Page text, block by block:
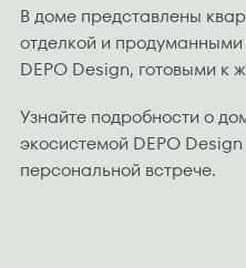
В доме представлены
отделкой и
DEPO Design, готовыми к
Узнайте подробности о
экосистемой DEPO
персональной встрече.